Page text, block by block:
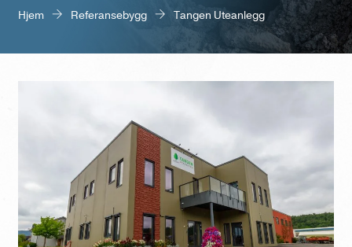
Hjem Referansebygg Tangen Uteanlegg